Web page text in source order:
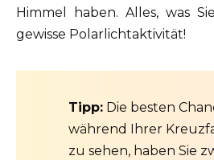
Himmel haben. Alles, was
gewisse Polarlichtaktivität!
Tipp: Die besten
während Ihrer
zu sehen, haben Sie